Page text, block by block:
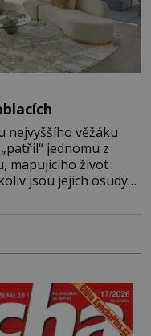
nejvyššího věžáku
jednomu z
mapujícího život
jsou jejich osudy